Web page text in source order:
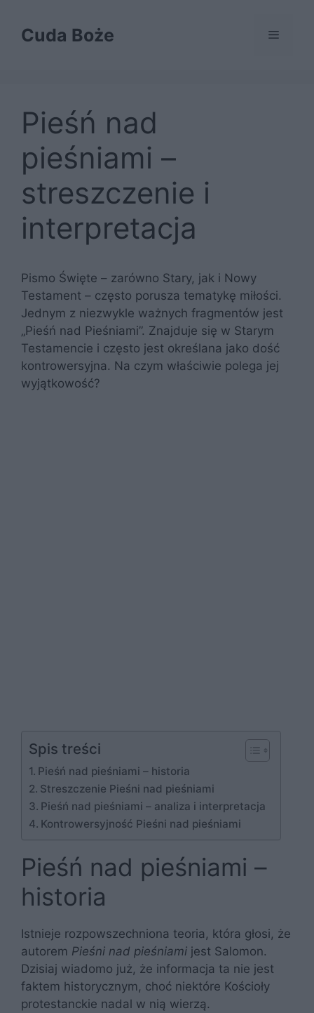
treściCuda Boże Menu
Pieśń nad
pieśniami –
streszczenie i
interpretacja
Pismo Święte – zarówno Stary, jak i Nowy
Testament – często porusza tematykę miłości.
Jednym z niezwykle ważnych fragmentów jest
„Pieśń nad Pieśniami”. Znajduje się w Starym
Testamencie i często jest określana jako dość
kontrowersyjna. Na czym właściwie polega jej
wyjątkowość?
Spis treści
Pieśń nad pieśniami – historia
Streszczenie Pieśni nad pieśniami
Pieśń nad pieśniami – analiza i interpretacja
Kontrowersyjność Pieśni nad pieśniami
Pieśń nad pieśniami –
historia
Istnieje rozpowszechniona teoria, która głosi, że
autorem Pieśni nad pieśniami jest Salomon.
Dzisiaj wiadomo już, że informacja ta nie jest
faktem historycznym, choć niektóre Kościoły
protestanckie nadal w nią wierzą.